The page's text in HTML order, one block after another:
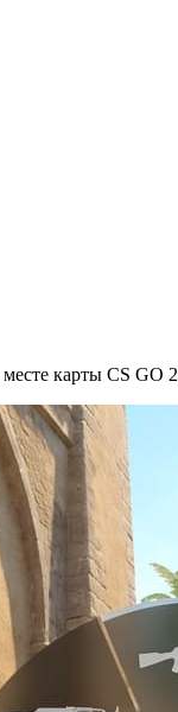
карты CS GO 2